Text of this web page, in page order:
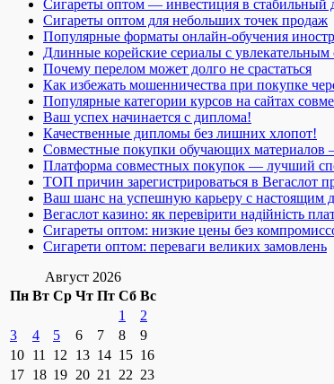
Сигареты оптом — инвестиция в стабильный
Сигареты оптом для небольших точек продаж
Популярные форматы онлайн-обучения
Длинные корейские сериалы с
Почему перелом может долго не срастаться
Как избежать мошенничества при покупке
Популярные категории курсов на сайтах
Ваш успех начинается с диплома!
Качественные дипломы без лишних хлопот!
Совместные покупки обучающих
Платформа совместных покупок — лучший
ТОП причин зарегистрироваться в Вегаслот
Ваш шанс на успешную карьеру с настоящим
Вегаслот казино: як перевірити надійність
Сигареты оптом: низкие цены без
Сигарети оптом: переваги великих замовлень
Август 2026
Пн Вт Ср Чт Пт Сб Вс
1
2
3
4 5 6 7 8
9
10 11 12 13 14 15 16
17 18 19 20 21 22 23